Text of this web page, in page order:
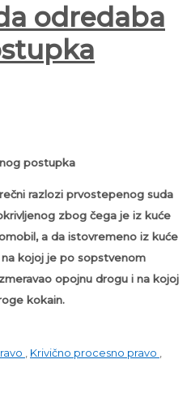
odredaba
postupka
razlozi prvostepenog suda
zbog čega je iz kuće
a da istovremeno iz kuće
kojoj je po sopstvenom
opojnu drogu i na kojoj
kokain.
Krivično procesno pravo